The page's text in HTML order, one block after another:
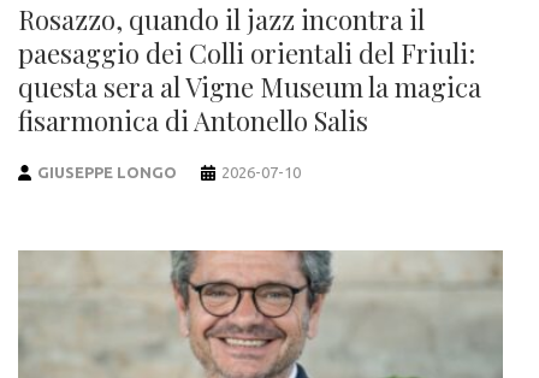
Rosazzo, quando il jazz incontra il
paesaggio dei Colli orientali del Friuli:
questa sera al Vigne Museum la magica
fisarmonica di Antonello Salis
GIUSEPPE LONGO 2026-07-10